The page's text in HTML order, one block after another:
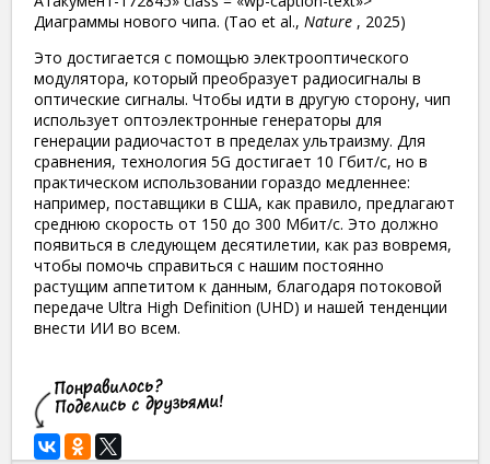
Диаграммы нового чипа. (Tao et al., Nature , 2025)
Это достигается с помощью электрооптического
модулятора, который преобразует радиосигналы в
оптические сигналы. Чтобы идти в другую сторону, чип
использует оптоэлектронные генераторы для
генерации радиочастот в пределах ультраизму. Для
сравнения, технология 5G достигает 10 Гбит/с, но в
практическом использовании гораздо медленнее:
например, поставщики в США, как правило, предлагают
среднюю скорость от 150 до 300 Мбит/с. Это должно
появиться в следующем десятилетии, как раз вовремя,
чтобы помочь справиться с нашим постоянно
растущим аппетитом к данным, благодаря потоковой
передаче Ultra High Definition (UHD) и нашей тенденции
внести ИИ во всем.